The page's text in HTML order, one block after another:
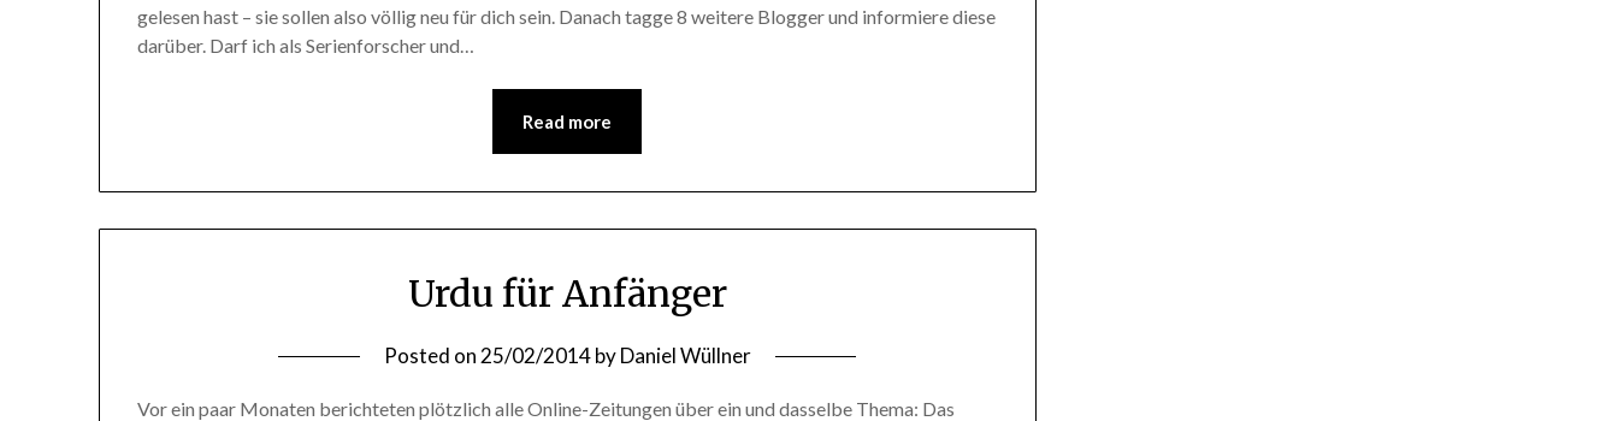
gelesen hast – sie sollen also völlig neu für dich sein. Danach tagge 8 weitere Blogger und informiere diese
darüber. Darf ich als Serienforscher und…
Read more
Urdu für Anfänger
Posted on 25/02/2014byDaniel Wüllner
Vor ein paar Monaten berichteten plötzlich alle Online-Zeitungen über ein und dasselbe Thema: Das